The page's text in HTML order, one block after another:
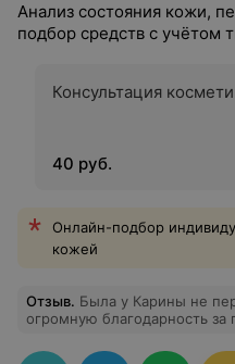
Анализ состояния кожи,
подбор средств с учётом
Консультация
40 руб.
Онлайн-подбор
кожей
Отзыв. Была у Карины не
огромную благодарность
попыток, я наконец-то вижу